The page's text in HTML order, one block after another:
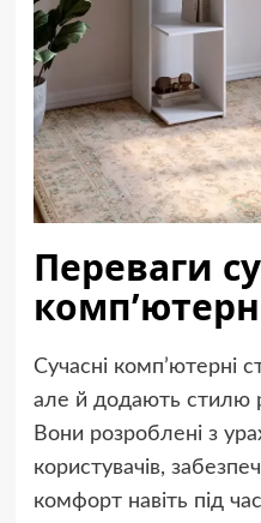
Переваги
Сучасні комп’ютерні
але й додають стилю
Вони розроблені з
користувачів,
комфорт навіть під